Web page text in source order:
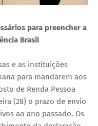
para preencher a
Brasil
e as instituições
para mandarem aos
de Renda Pessoa
(28) o prazo de envio
ao ano passado. Os